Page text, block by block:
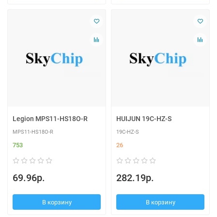
Legion MPS11-HS18O-R
MPS11-HS18O-R
753
69.96р.
В корзину
HUIJUN 19C-HZ-S
19C-HZ-S
26
282.19р.
В корзину